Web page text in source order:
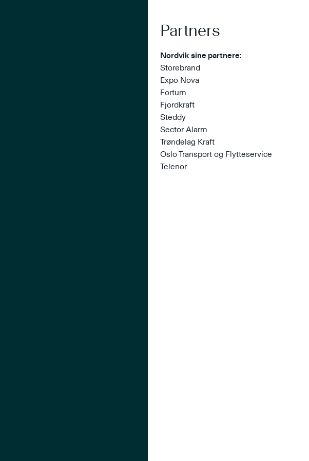
Partners
Nordvik sine partnere:
Storebrand
Expo Nova
Fortum
Fjordkraft
Steddy
Sector Alarm
Trøndelag Kraft
Oslo Transport og Flytteservice
Telenor